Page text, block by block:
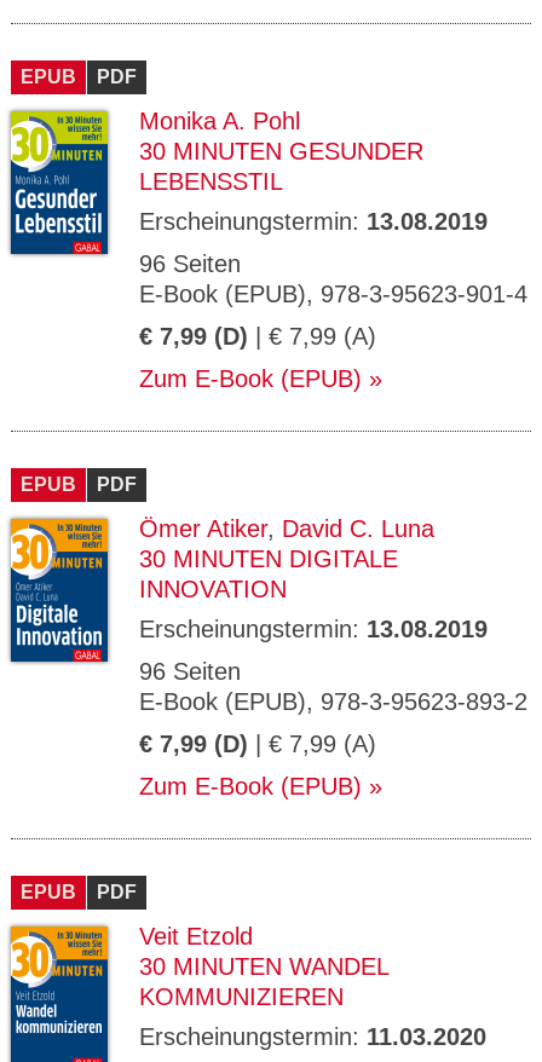
EPUB PDF
Monika A. Pohl
30 MINUTEN GESUNDER
LEBENSSTIL
Erscheinungstermin: 13.08.2019
96 Seiten
E-Book (EPUB), 978-3-95623-901-4
€ 7,99 (D) | € 7,99 (A)
Zum E-Book (EPUB)
EPUB PDF
Ömer Atiker, David C. Luna
30 MINUTEN DIGITALE
INNOVATION
Erscheinungstermin: 13.08.2019
96 Seiten
E-Book (EPUB), 978-3-95623-893-2
€ 7,99 (D) | € 7,99 (A)
Zum E-Book (EPUB)
EPUB PDF
Veit Etzold
30 MINUTEN WANDEL
KOMMUNIZIEREN
Erscheinungstermin: 11.03.2020